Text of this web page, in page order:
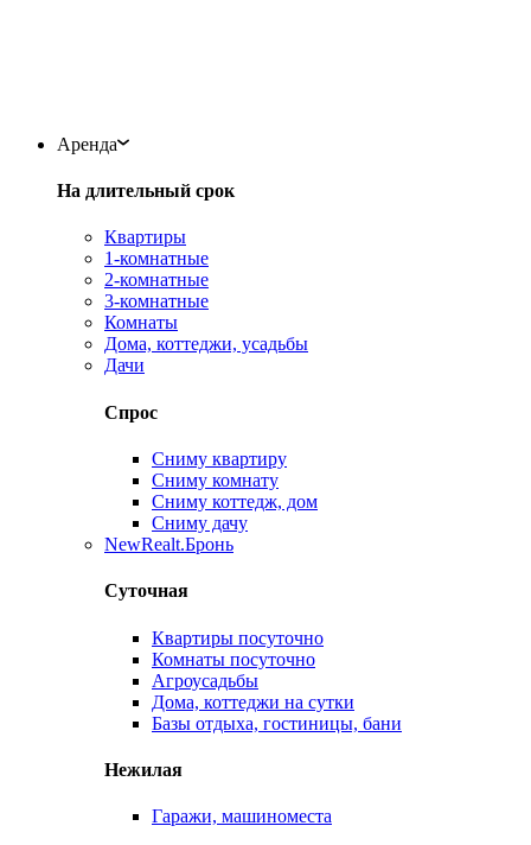
Аренда
На длительный срок
Квартиры
1-комнатные
2-комнатные
3-комнатные
Комнаты
Дома, коттеджи, усадьбы
Дачи
Спрос
Сниму квартиру
Сниму комнату
Сниму коттедж, дом
Сниму дачу
NewRealt.Бронь
Суточная
Квартиры посуточно
Комнаты посуточно
Агроусадьбы
Дома, коттеджи на сутки
Базы отдыха, гостиницы, бани
Нежилая
Гаражи, машиноместа